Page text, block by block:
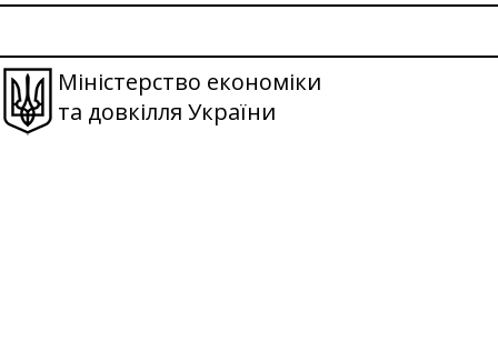
Міністерство економіки
та довкілля України